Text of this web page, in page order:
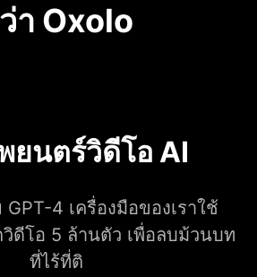
า Oxolo
ยนตร์วิดีโอ AI
4 เครื่องมือของเราใช้
ดีโอ 5 ล้านตัว เพื่อลบม้วนบท
ที่ไร้ที่ติ